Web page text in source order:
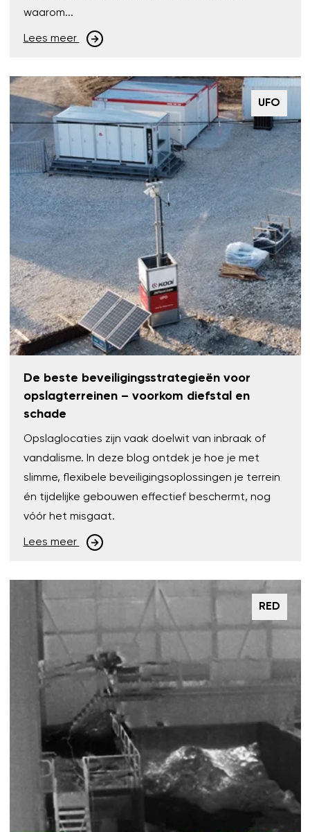
waarom...
Lees meer
UFO
De beste beveiligingsstrategieën voor
opslagterreinen – voorkom diefstal en
schade
Opslaglocaties zijn vaak doelwit van inbraak of
vandalisme. In deze blog ontdek je hoe je met
slimme, flexibele beveiligingsoplossingen je terrein
én tijdelijke gebouwen effectief beschermt, nog
vóór het misgaat.
Lees meer
RED